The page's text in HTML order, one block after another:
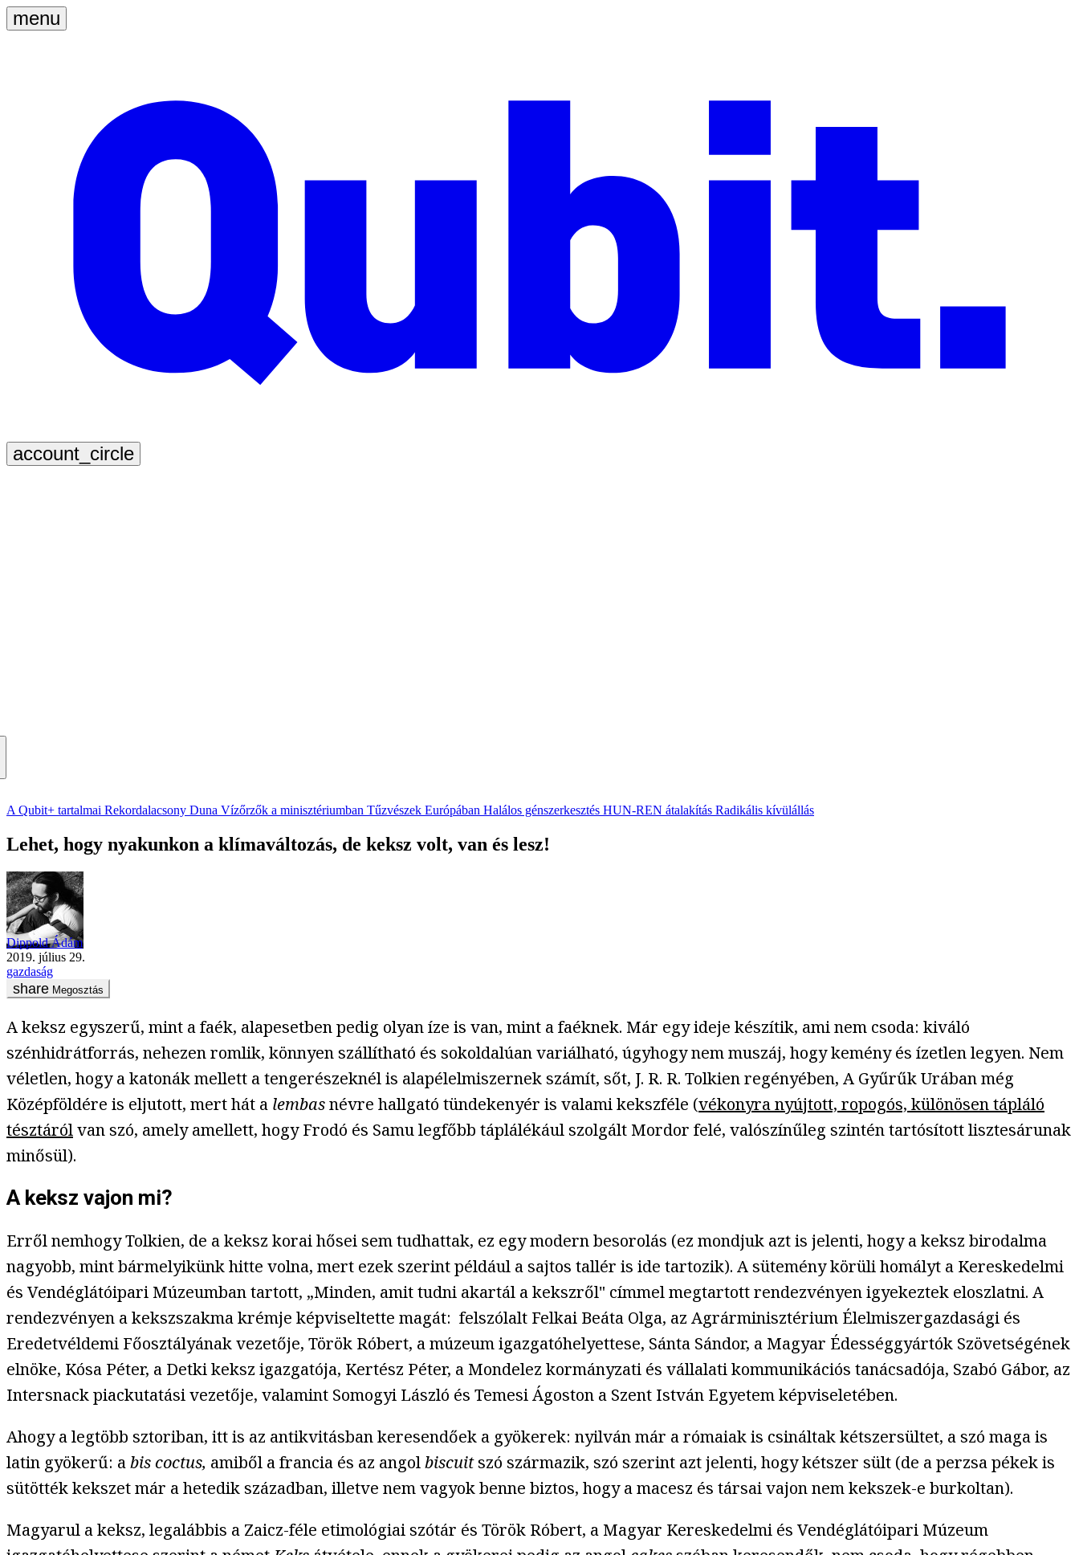
A Qubit+ tartalmai Rekordalacsony Duna Vízőrzők a minisztériumban Tűzvészek Európában Halálos génszerkesztés HUN-REN átalakítás Radikális kívülállás
Lehet, hogy nyakunkon a klímaváltozás, de keksz volt, van és lesz!
Dippold Ádám
2019. július 29.
gazdaság
Megosztás
A keksz egyszerű, mint a faék, alapesetben pedig olyan íze is van, mint a faéknek. Már egy ideje készítik, ami nem csoda: kiváló
szénhidrátforrás, nehezen romlik, könnyen szállítható és sokoldalúan variálható, úgyhogy nem muszáj, hogy kemény és ízetlen legyen. Nem
véletlen, hogy a katonák mellett a tengerészeknél is alapélelmiszernek számít, sőt, J. R. R. Tolkien regényében, A Gyűrűk Urában még
Középföldére is eljutott, mert hát a lembasnévre hallgató tündekenyér is valami kekszféle (vékonyra nyújtott, ropogós, különösen tápláló
tésztárólvan szó, amely amellett, hogy Frodó és Samu legfőbb táplálékául szolgált Mordor felé, valószínűleg szintén tartósított lisztesárunak
minősül).
A keksz vajon mi?
Erről nemhogy Tolkien, de a keksz korai hősei sem tudhattak, ez egy modern besorolás (ez mondjuk azt is jelenti, hogy a keksz birodalma
nagyobb, mint bármelyikünk hitte volna, mert ezek szerint például a sajtos tallér is ide tartozik). A sütemény körüli homályt a Kereskedelmi
és Vendéglátóipari Múzeumban tartott, „Minden, amit tudni akartál a kekszről" címmel megtartott rendezvényen igyekeztek eloszlatni. A
rendezvényen a kekszszakma krémje képviseltette magát: felszólalt Felkai Beáta Olga, az Agrárminisztérium Élelmiszergazdasági és
Eredetvéldemi Főosztályának vezetője, Török Róbert, a múzeum igazgatóhelyettese, Sánta Sándor, a Magyar Édességgyártók Szövetségének
elnöke, Kósa Péter, a Detki keksz igazgatója, Kertész Péter, a Mondelez kormányzati és vállalati kommunikációs tanácsadója, Szabó Gábor, az
Intersnack piackutatási vezetője, valamint Somogyi László és Temesi Ágoston a Szent István Egyetem képviseletében.
Ahogy a legtöbb sztoriban, itt is az antikvitásban keresendőek a gyökerek: nyilván már a rómaiak is csináltak kétszersültet, a szó maga is
latin gyökerű: abis coctus, amiből a francia és az angolbiscuitszó származik, szó szerint azt jelenti, hogy kétszer sült (de a perzsa pékek is
sütötték kekszet már a hetedik században, illetve nem vagyok benne biztos, hogy a macesz és társai vajon nem kekszek-e burkoltan).
Magyarul a keksz, legalábbis a Zaicz-féle etimológiai szótár és Török Róbert, a Magyar Kereskedelmi és Vendéglátóipari Múzeum